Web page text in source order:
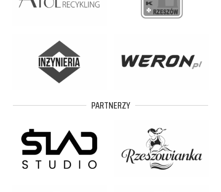
PARTNERZY